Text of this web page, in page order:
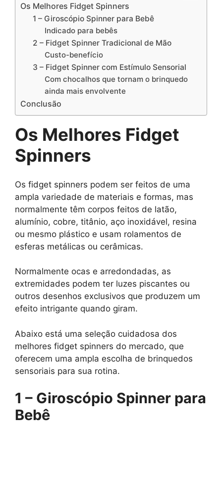
Os Melhores Fidget Spinners
1 – Giroscópio Spinner para Bebê
Indicado para bebês
2 – Fidget Spinner Tradicional de Mão
Custo-benefício
3 – Fidget Spinner com Estímulo Sensorial
Com chocalhos que tornam o brinquedo
ainda mais envolvente
Conclusão
Os Melhores Fidget
Spinners
Os fidget spinners podem ser feitos de uma
ampla variedade de materiais e formas, mas
normalmente têm corpos feitos de latão,
alumínio, cobre, titânio, aço inoxidável, resina
ou mesmo plástico e usam rolamentos de
esferas metálicas ou cerâmicas.
Normalmente ocas e arredondadas, as
extremidades podem ter luzes piscantes ou
outros desenhos exclusivos que produzem um
efeito intrigante quando giram.
Abaixo está uma seleção cuidadosa dos
melhores fidget spinners do mercado, que
oferecem uma ampla escolha de brinquedos
sensoriais para sua rotina.
1 – Giroscópio Spinner para
Bebê